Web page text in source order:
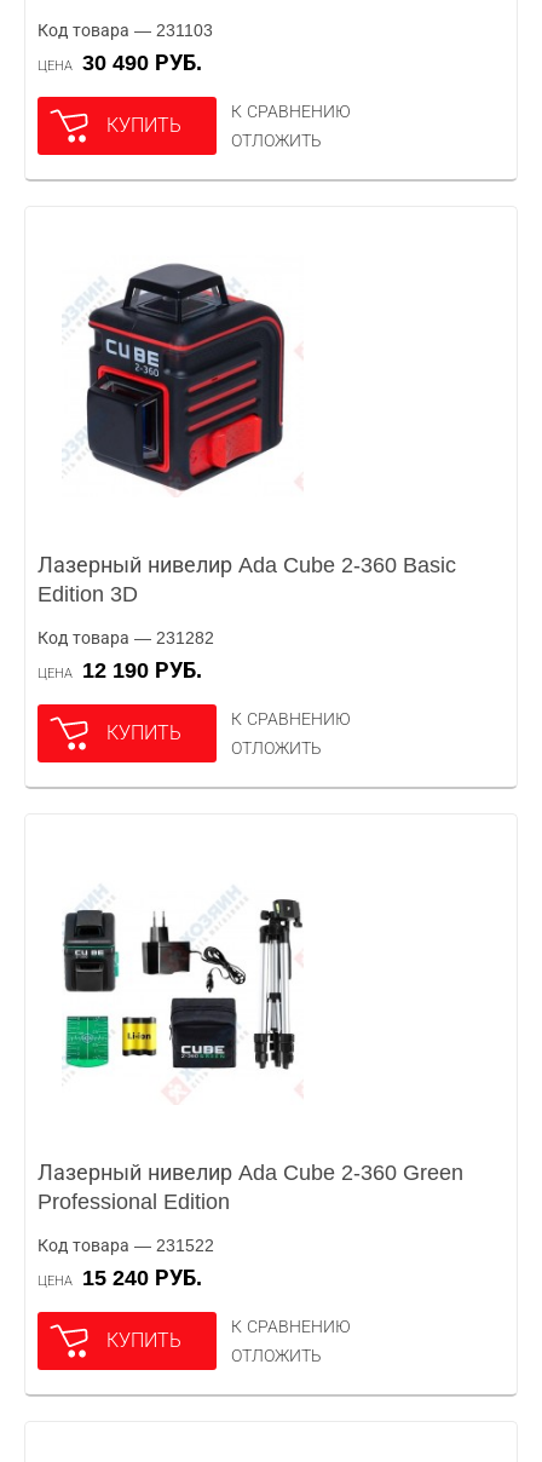
Код товара — 231103
ЦЕНА 30 490 РУБ.
КУПИТЬ
К СРАВНЕНИЮ
ОТЛОЖИТЬ
Лазерный нивелир Ada Cube 2-360 Basic
Edition 3D
Код товара — 231282
ЦЕНА 12 190 РУБ.
КУПИТЬ
К СРАВНЕНИЮ
ОТЛОЖИТЬ
Лазерный нивелир Ada Cube 2-360 Green
Professional Edition
Код товара — 231522
ЦЕНА 15 240 РУБ.
КУПИТЬ
К СРАВНЕНИЮ
ОТЛОЖИТЬ